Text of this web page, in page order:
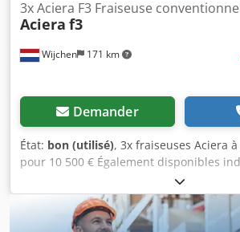
Wijchen 171 km
3x Aciera F3 Fraiseuse
Aciera f3
Demander
État: bon (utilisé), 3x fraiseuses Aciera
pour 10 500 € Également disponibles
Photo 1 : entraînement à fréquence
2 : 3 950 € Photo 3 : 3 450 € Dsdoyl
Informations générales Fraiseuse Aciera